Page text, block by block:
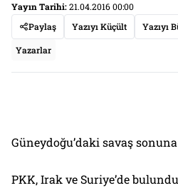
Yayın Tarihi:21.04.2016 00:00
Paylaş
Yazıyı Küçült Yazıyı
Yazarlar
Güneydoğu’daki savaş
PKK, Irak ve Suriye’de